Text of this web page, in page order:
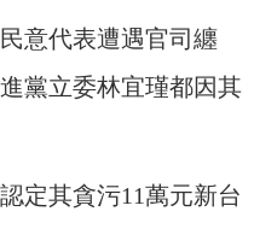
意代表遭遇官司纏
黨立委林宜瑾都因其
定其貪污11萬元新台